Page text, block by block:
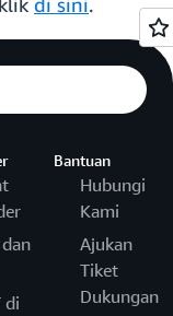
di
Bantuan
Hubungi
Kami
Ajukan
Tiket
Dukungan